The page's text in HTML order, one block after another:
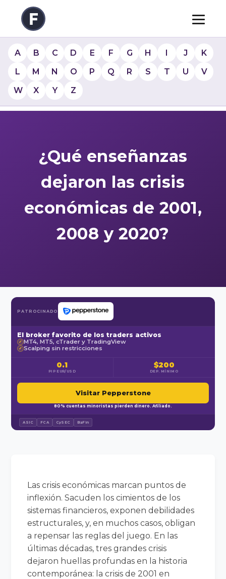
A B C D E F G H I J
K
L
M N O P Q R S T U
V
W
X Y Z
¿Qué enseñanzas
dejaron las crisis
económicas de 2001,
2008 y 2020?
PATROCINADO
El broker favorito de los traders activos
✓ MT4, MT5, cTrader y TradingView
✓ Scalping sin restricciones
0.1
PIP EUR/USD
$200
DEP. MÍNIMO
Visitar Pepperstone
80% cuentas minoristas pierden dinero. Afiliado.
ASIC FCA CySEC BaFin
Las crisis económicas marcan puntos de
inflexión. Sacuden los cimientos de los
sistemas financieros, exponen debilidades
estructurales, y, en muchos casos, obligan
a repensar las reglas del juego. En las
últimas décadas, tres grandes crisis
dejaron huellas profundas en la historia
contemporánea: la crisis de 2001 en